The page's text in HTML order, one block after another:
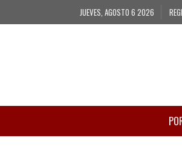
JUEVES, AGOSTO 6 2026